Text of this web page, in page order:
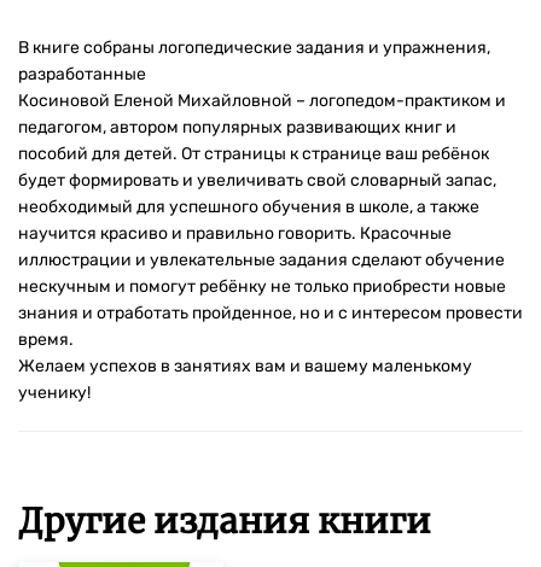
В книге собраны логопедические задания и упражнения,
разработанные
Косиновой Еленой Михайловной – логопедом-практиком и
педагогом, автором популярных развивающих книг и
пособий для детей. От страницы к странице ваш ребёнок
будет формировать и увеличивать свой словарный запас,
необходимый для успешного обучения в школе, а также
научится красиво и правильно говорить. Красочные
иллюстрации и увлекательные задания сделают обучение
нескучным и помогут ребёнку не только приобрести новые
знания и отработать пройденное, но и с интересом провести
время.
Желаем успехов в занятиях вам и вашему маленькому
ученику!
Другие издания книги